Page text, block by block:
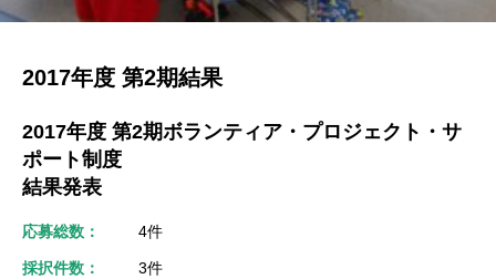
2017年度 第2期結果
2017年度 第2期ボランティア・プロジェクト・サ
ポート制度
結果発表
応募総数： 4件
採択件数： 3件